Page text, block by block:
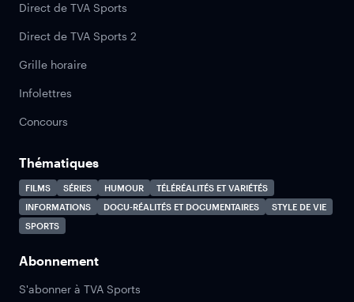
Direct de TVA Sports
Direct de TVA Sports 2
Grille horaire
Infolettres
Concours
Thématiques
FILMS SÉRIES HUMOUR
TÉLÉRÉALITÉS ET VARIÉTÉS
INFORMATIONS
DOCU-RÉALITÉS ET DOCUMENTAIRES
STYLE DE VIE
SPORTS
Abonnement
S'abonner à TVA Sports